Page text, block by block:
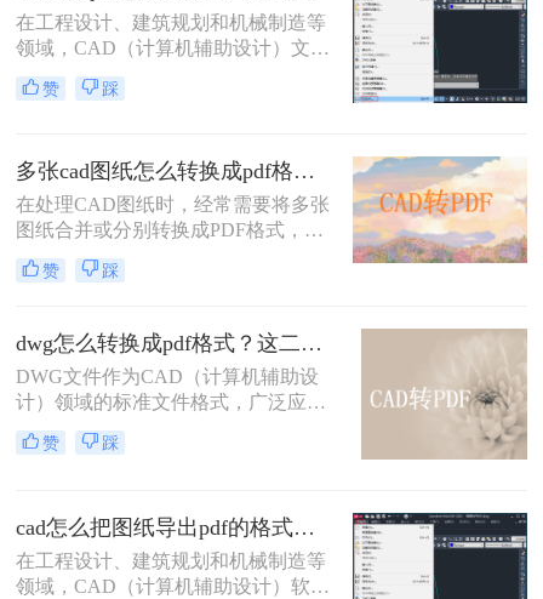
格式的方法。
在工程设计、建筑规划和机械制造等
领域，CAD（计算机辅助设计）文件
是承载核心设计思想的数字载体。然
而，当需要向客户展示方案、进行图
原因在于，对方可能没有安装相应的
CAD软件，或者软件版本不兼容导致
显示错误，更存在被无意中修改的风
赞 踩
多张cad图纸怎么转换成pdf格式？二种实用方法详解！
在处理CAD图纸时，经常需要将多张
图纸合并或分别转换成PDF格式，以
便于分享、存档或打印。那么多张cad
图纸怎么转换成pdf格式呢？本文将介
有效方法，帮助您更轻松地管理和分
发您的设计成果。
赞 踩
dwg怎么转换成pdf格式？这二种方法可以试试！
DWG文件作为CAD（计算机辅助设
计）领域的标准文件格式，广泛应用
于建筑、机械、电子等设计领域。然
而，有时我们需要将这些DWG文件
呢？本文将介绍两种将DWG转换成
PDF格式的方法。
赞 踩
cad怎么把图纸导出pdf的格式？选择最适合你的高效方法！
在工程设计、建筑规划和机械制造等
领域，CAD（计算机辅助设计）软件